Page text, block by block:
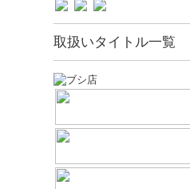
取扱いタイトル一覧